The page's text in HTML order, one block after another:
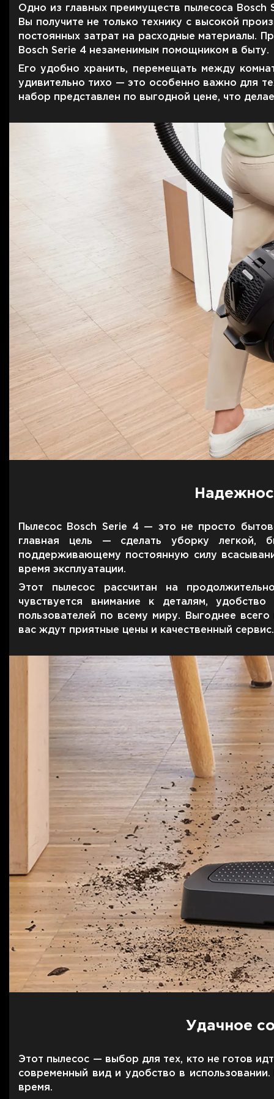
Микроволновые печи
Аксессуары для кофемашин
Чистящие средства
Термочашки
Показать все >>
Для проекторов
Для 3D-принтеров
Для принтеров
Для кофемашин
Одно из главных преимуществ пылесоса
Вы получите не только технику с высокой
постоянных затрат на расходные материалы.
Bosch Serie 4 незаменимым помощником в быту.
Его удобно хранить, перемещать между
удивительно тихо — это особенно важно для
набор представлен по выгодной цене, что
Пылесос Bosch Serie 4 — это не просто
главная цель — сделать уборку легкой,
поддерживающему постоянную силу
время эксплуатации.
Этот пылесос рассчитан на
чувствуется внимание к деталям,
пользователей по всему миру. Выгоднее
вас ждут приятные цены и качественный сервис.
Удачное
Этот пылесос — выбор для тех, кто не готов
современный вид и удобство в
время.